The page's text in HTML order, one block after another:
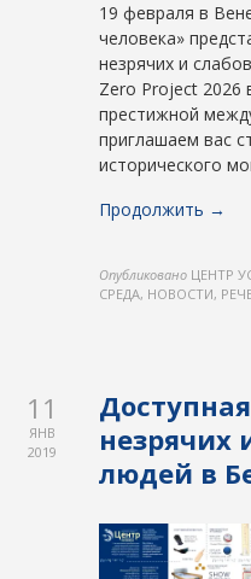
19 февраля в
человека»
незрячих и
Zero Project
престижной
приглашаем вас
исторического
Продолжить →
Опубликовано ЦЕНТР
СРЕДА, НОВОСТИ,
11
ЯНВ
2019
незрячих
людей в